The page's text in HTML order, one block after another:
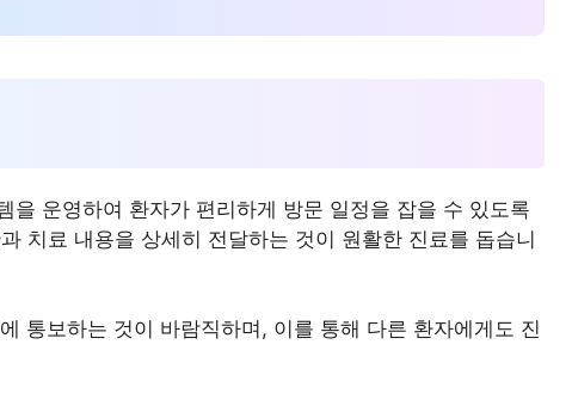
을 운영하여 환자가 편리하게 방문 일정을 잡을 수 있도록
치료 내용을 상세히 전달하는 것이 원활한 진료를 돕습니
통보하는 것이 바람직하며, 이를 통해 다른 환자에게도 진